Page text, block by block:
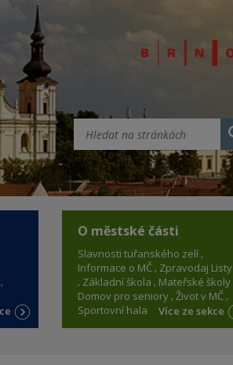
O městské části
Slavnosti tuřanského zelí
Informace o MČ Zpravodaj Listy
Základní škola
Mateřské školy
Domov pro seniory Život v MČ
Sportovní hala
Více ze sekce